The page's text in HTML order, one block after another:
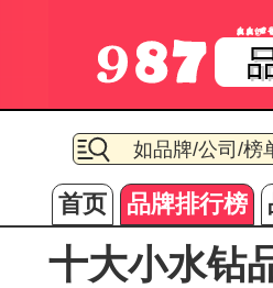
首页 品牌排行榜
十大小水钻